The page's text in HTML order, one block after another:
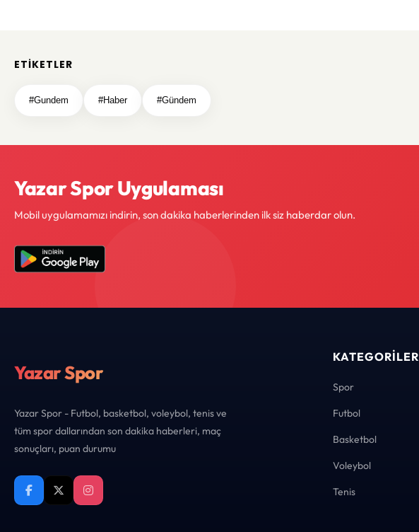
ETIKETLER
#Gundem #Haber #Gündem
Yazar Spor Uygulaması
Mobil uygulamamızı indirin, son dakika haberlerinden ilk siz haberdar olun.
Yazar Spor
Yazar Spor - Futbol, basketbol, voleybol, tenis ve
tüm spor dallarından son dakika haberleri, maç
sonuçları, puan durumu
KATEGORILER
Spor
Futbol
Basketbol
Voleybol
Tenis